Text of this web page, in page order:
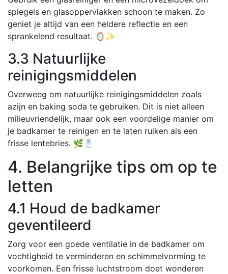
spiegels en glasoppervlakken schoon te maken. Zo
geniet je altijd van een heldere reflectie en een
sprankelend resultaat. 🪞✨
3.3 Natuurlijke
reinigingsmiddelen
Overweeg om natuurlijke reinigingsmiddelen zoals
azijn en baking soda te gebruiken. Dit is niet alleen
milieuvriendelijk, maar ook een voordelige manier om
je badkamer te reinigen en te laten ruiken als een
frisse lentebries. 🌿🧂
4. Belangrijke tips om op te
letten
4.1 Houd de badkamer
geventileerd
Zorg voor een goede ventilatie in de badkamer om
vochtigheid te verminderen en schimmelvorming te
voorkomen. Een frisse luchtstroom doet wonderen